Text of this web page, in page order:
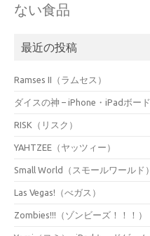
ない食品
最近の投稿
Ramses II（ラムセス）
ダイスの神 – iPhone・iPadボー
RISK（リスク）
YAHTZEE（ヤッツィー）
Small World（スモールワールド）
Las Vegas!（べガス）
Zombies!!!（ゾンビーズ！！！）